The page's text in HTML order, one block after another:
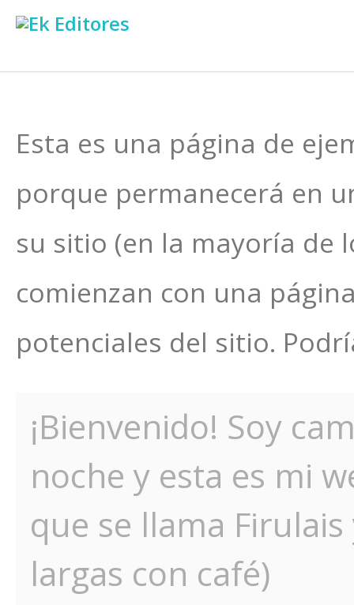
Esta es una página de
porque permanecerá en
su sitio (en la mayoría de
comienzan con una
potenciales del sitio.
¡Bienvenido! Soy
noche y esta es mi
que se llama
largas con café)